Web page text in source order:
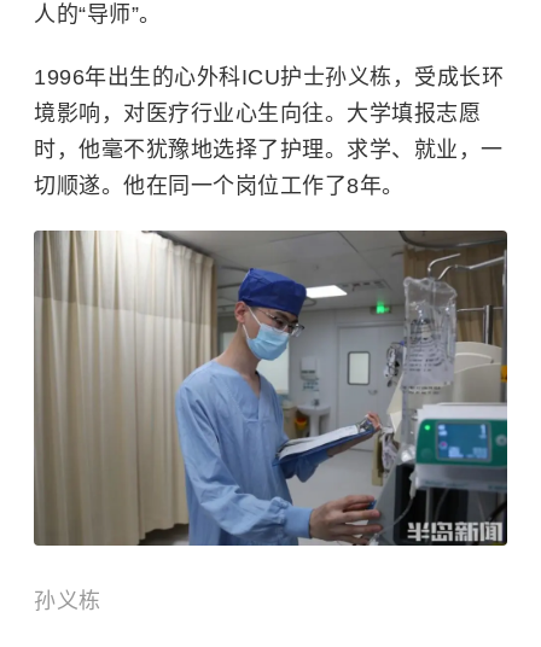
人的“导师”。
1996年出生的心外科ICU护士孙义栋，受成长环
境影响，对医疗行业心生向往。大学填报志愿
时，他毫不犹豫地选择了护理。求学、就业，一
切顺遂。他在同一个岗位工作了8年。
孙义栋